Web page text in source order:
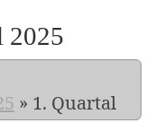
2025
» 1. Quartal